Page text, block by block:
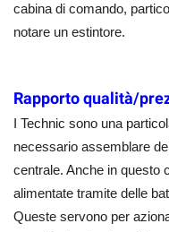
cabina di comando,
notare un estintore.
Rapporto qualità/
I Technic sono una
necessario assemblare
centrale. Anche in questo
alimentate tramite delle
Queste servono per